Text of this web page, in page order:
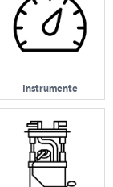
Instrumente